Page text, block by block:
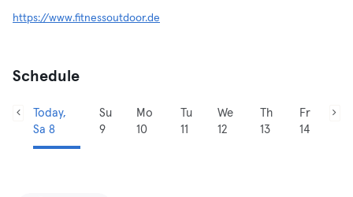
https://www.fitnessoutdoor.de
Schedule
Today,
Sa 8
Su
9
Mo
10
Tu
11
We
12
Th
13
Fr
14